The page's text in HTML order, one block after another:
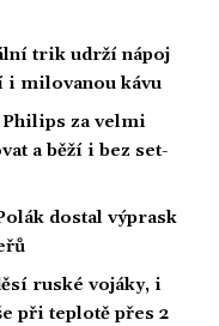
trik udrží nápoj
i milovanou kávu
za velmi
a běží i bez set-
dostal výprask
ruské vojáky, i
při teplotě přes 2